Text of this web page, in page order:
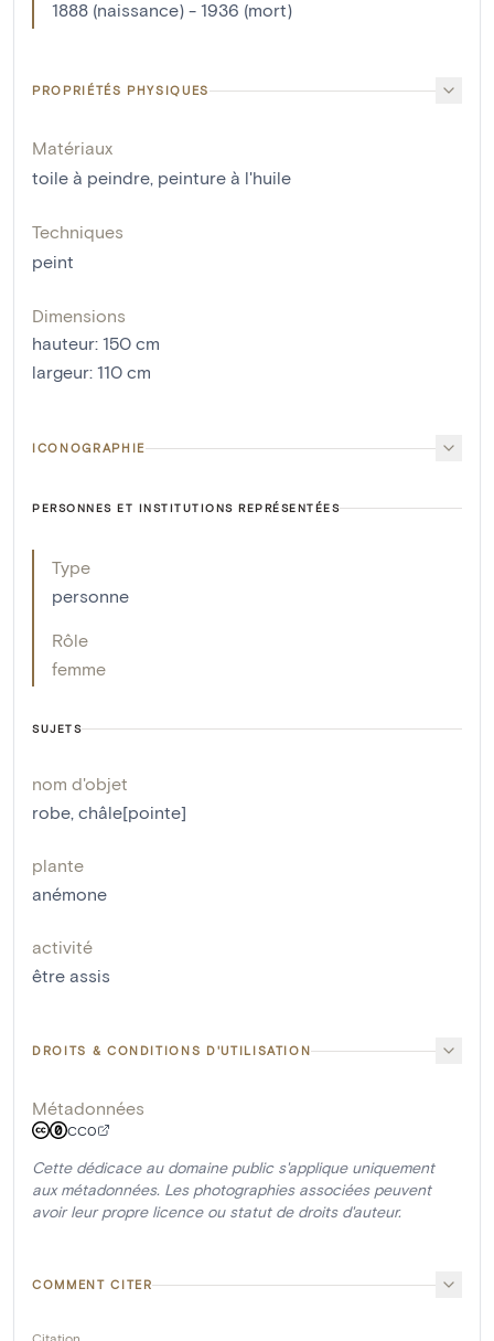
1888 (naissance) - 1936 (mort)
PROPRIÉTÉS PHYSIQUES
Matériaux
toile à peindre, peinture à l'huile
Techniques
peint
Dimensions
hauteur: 150 cm
largeur: 110 cm
ICONOGRAPHIE
PERSONNES ET INSTITUTIONS REPRÉSENTÉES
Type
personne
Rôle
femme
SUJETS
nom d'objet
robe, châle[pointe]
plante
anémone
activité
être assis
DROITS & CONDITIONS D'UTILISATION
Métadonnées
CC0
Cette dédicace au domaine public s'applique uniquement
aux métadonnées. Les photographies associées peuvent
avoir leur propre licence ou statut de droits d'auteur.
COMMENT CITER
Citation